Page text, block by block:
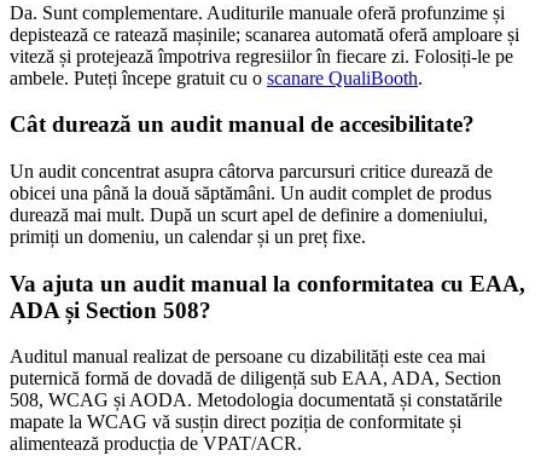
Da. Sunt complementare. Auditurile manuale oferă profunzime și
depistează ce ratează mașinile; scanarea automată oferă amploare și
viteză și protejează împotriva regresiilor în fiecare zi. Folosiți-le pe
ambele. Puteți începe gratuit cu o scanare QualiBooth.
Cât durează un audit manual de accesibilitate?
Un audit concentrat asupra câtorva parcursuri critice durează de
obicei una până la două săptămâni. Un audit complet de produs
durează mai mult. După un scurt apel de definire a domeniului,
primiți un domeniu, un calendar și un preț fixe.
Va ajuta un audit manual la conformitatea cu EAA,
ADA și Section 508?
Auditul manual realizat de persoane cu dizabilități este cea mai
puternică formă de dovadă de diligență sub EAA, ADA, Section
508, WCAG și AODA. Metodologia documentată și constatările
mapate la WCAG vă susțin direct poziția de conformitate și
alimentează producția de VPAT/ACR.